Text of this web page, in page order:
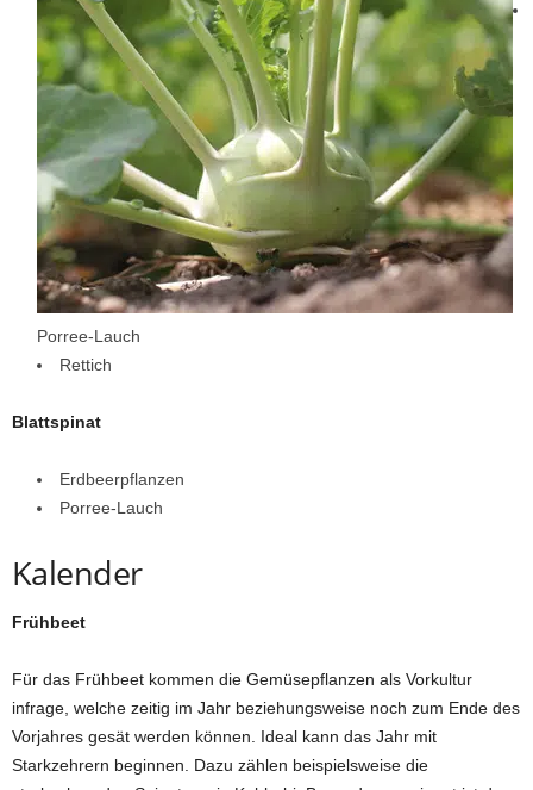
Porree-Lauch
Rettich
Blattspinat
Erdbeerpflanzen
Porree-Lauch
Kalender
Frühbeet
Für das Frühbeet kommen die Gemüsepflanzen als Vorkultur
infrage, welche zeitig im Jahr beziehungsweise noch zum Ende des
Vorjahres gesät werden können. Ideal kann das Jahr mit
Starkzehrern beginnen. Dazu zählen beispielsweise die